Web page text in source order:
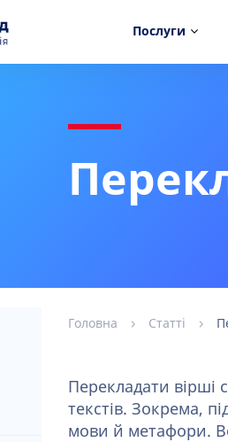
Послуги
Головна Статті
Перекладати вірші
текстів. Зокрема,
мови й метафори.